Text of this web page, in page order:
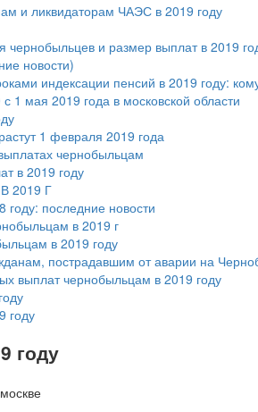
и ликвидаторам ЧАЭС в 2019 году
и размер выплат в 2019
новости)
индексации пенсий в 2019 году:
1 мая 2019 года в московской области
1 февраля 2019 года
чернобыльцам
в 2019 году
2019 Г
последние новости
в 2019 г
в 2019 году
пострадавшим от аварии на
выплат чернобыльцам в 2019 году
году
году